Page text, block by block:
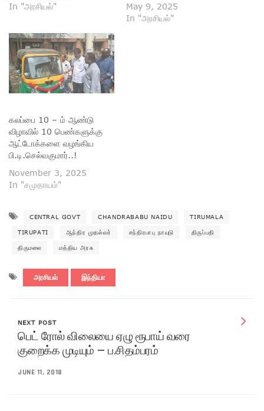
In "அரசியல்"
May 9, 2025
In "அரசியல்"
கலப்பை 10 – ம் ஆண்டு
விழாவில் 10 பெண்களுக்கு
ஆட்டோக்களை வழங்கிய
பி.டி.செல்வகுமார்..!
November 3, 2025
In "சமுதாயம்"
CENTRAL GOVT CHANDRABABU NAIDU TIRUMALA
TIRUPATI ஆந்திர முதல்வர் சந்திரபாபு நாயுடு திருப்பதி
திருமலை மத்திய அரசு
அரசியல் இந்தியா
NEXT POST
பெட் ரோல் விலையை ஏழு ரூபாய் வரை
குறைக்க முடியும் – ப.சிதம்பரம்
JUNE 11, 2018